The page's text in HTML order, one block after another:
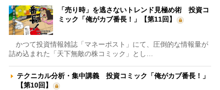
「売り時」を逃さないトレンド見極め術 投資コ
ミック「俺がカブ番長！」【第11回】
かつて投資情報雑誌「マネーポスト」にて、圧倒的な情報量が
詰め込まれた「天下無敵の株コミック」とし…
テクニカル分析・集中講義 投資コミック「俺がカブ番長！」
【第10回】